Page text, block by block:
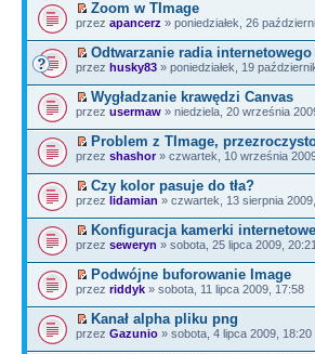
Zoom w TImage
przez apancerz » poniedziałek, 26
Odtwarzanie radia internetowego
przez husky83 » poniedziałek, 19
Wygładzanie krawędzi Canvas
przez usermaw » niedziela, 20 września
Problem z TImage,
przez shashor» czwartek, 10 września
Czy kolor pasuje do tła?
przez lidamian » czwartek, 13 sierpnia
Konfiguracja kamerki
przez seweryn » sobota, 25 lipca 2009, 20:21
Podwójne buforowanie Image
przez riddyk » sobota, 11 lipca 2009, 17:58
Kanał alpha pliku png
przez Gazunio » sobota, 4 lipca 2009, 18:20